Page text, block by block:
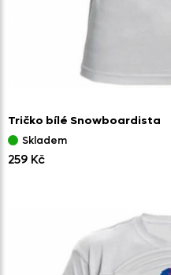
Tričko bílé Snowboardista
Skladem
259 Kč